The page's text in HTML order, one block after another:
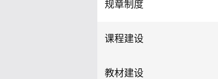
规章制度
课程建设
教材建设